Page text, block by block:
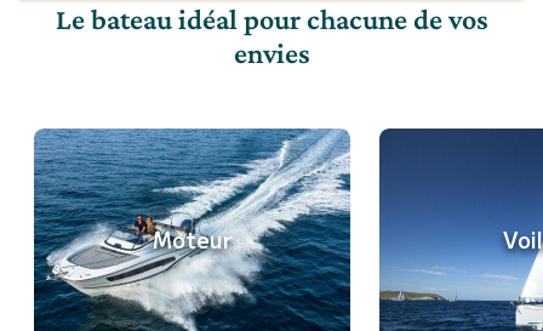
Le bateau idéal pour chacune de vos
envies
Moteur